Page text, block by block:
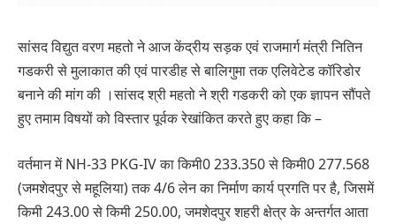
सांसद विद्युत वरण महतो ने आज केंद्रीय सड़क एवं राजमार्ग मंत्री नितिन
गडकरी से मुलाकात की एवं पारडीह से बालिगुमा तक एलिवेटेड कॉरिडोर
बनाने की मांग की ।सांसद श्री महतो ने श्री गडकरी को एक ज्ञापन सौंपते
हुए तमाम विषयों को विस्तार पूर्वक रेखांकित करते हुए कहा कि –
वर्तमान में NH-33 PKG-IV का किमी0 233.350 से किमी0 277.568
(जमशेदपुर से महूलिया) तक 4/6 लेन का निर्माण कार्य प्रगति पर है, जिसमें
किमी 243.00 से किमी 250.00, जमशेदपुर शहरी क्षेत्र के अन्तर्गत आता